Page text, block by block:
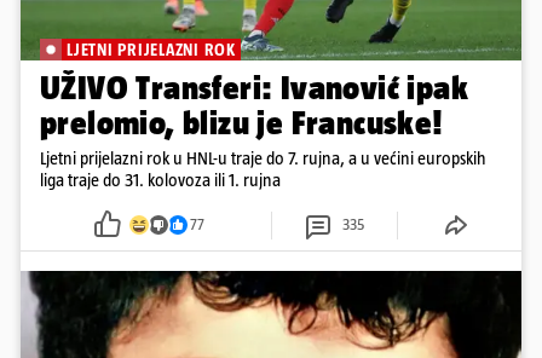
LJETNI PRIJELAZNI ROK
UŽIVO Transferi: Ivanović ipak
prelomio, blizu je Francuske!
Ljetni prijelazni rok u HNL-u traje do 7. rujna, a u većini europskih
liga traje do 31. kolovoza ili 1. rujna
77 335